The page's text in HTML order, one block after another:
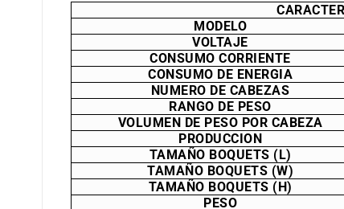
MODELO
VOLTAJE
CONSUMO CORRIENTE
CONSUMO DE ENERGIA
NUMERO DE CABEZAS
RANGO DE PESO
VOLUMEN DE PESO POR CABEZA
PRODUCCION
TAMAÑO BOQUETS (L)
TAMAÑO BOQUETS (W)
TAMAÑO BOQUETS (H)
PESO